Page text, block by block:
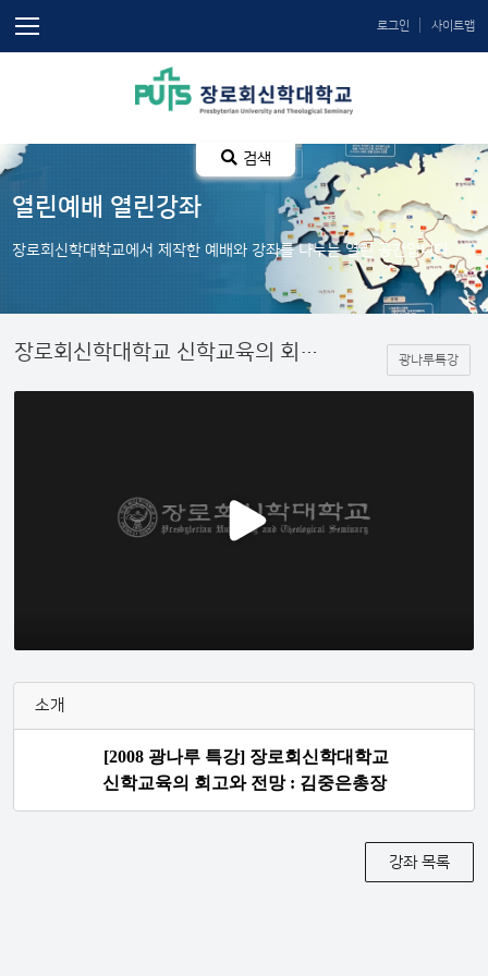
로그인 사이트맵
검색
열린예배 열린강좌
장로회신학대학교에서 제작한 예배와 강좌를 나누는 열린 공간입니다.
장로회신학대학교 신학교육의 회고와 전망 : 김중은총장 광나루특강
소개
[2008 광나루 특강] 장로회신학대학교
신학교육의 회고와 전망 : 김중은총장
강좌 목록